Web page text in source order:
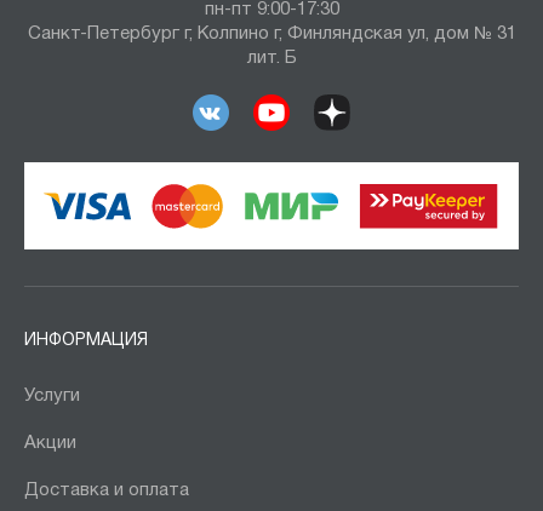
пн-пт 9:00-17:30
Санкт-Петербург г, Колпино г, Финляндская ул, дом № 31
лит. Б
ИНФОРМАЦИЯ
Услуги
Акции
Доставка и оплата